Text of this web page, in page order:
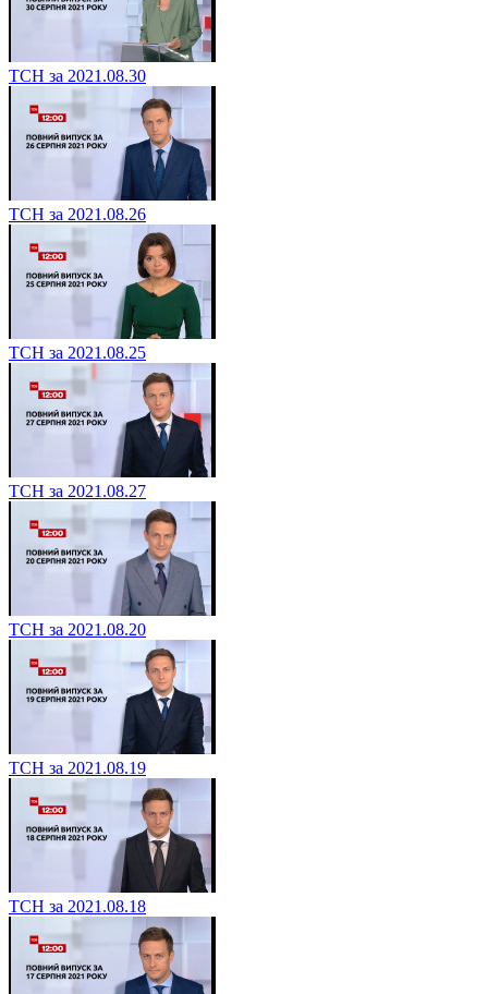
ТСН за 2021.08.30
ТСН за 2021.08.26
ТСН за 2021.08.25
ТСН за 2021.08.27
ТСН за 2021.08.20
ТСН за 2021.08.19
ТСН за 2021.08.18